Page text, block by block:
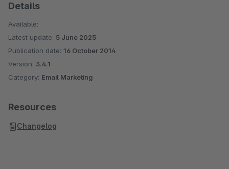
Details
Available:
Latest update: 5 June 2025
Publication date: 16 October 2014
Version: 3.4.1
Category: Email Marketing
Resources
Changelog